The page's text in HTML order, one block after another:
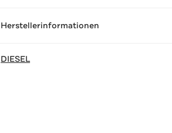
Herstellerinformationen
DIESEL